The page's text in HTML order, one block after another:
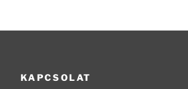
KAPCSOLAT